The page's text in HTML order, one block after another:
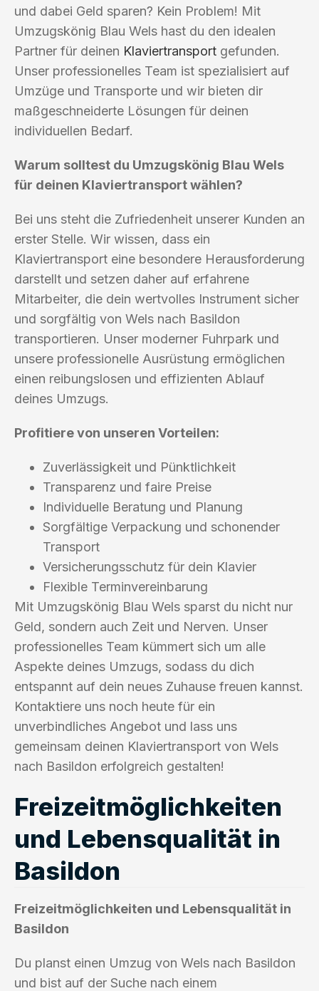
und dabei Geld sparen? Kein Problem! Mit
Umzugskönig Blau Wels hast du den idealen
Partner für deinen Klaviertransport gefunden.
Unser professionelles Team ist spezialisiert auf
Umzüge und Transporte und wir bieten dir
maßgeschneiderte Lösungen für deinen
individuellen Bedarf.
Warum solltest du Umzugskönig Blau Wels
für deinen Klaviertransport wählen?
Bei uns steht die Zufriedenheit unserer Kunden an
erster Stelle. Wir wissen, dass ein
Klaviertransport eine besondere Herausforderung
darstellt und setzen daher auf erfahrene
Mitarbeiter, die dein wertvolles Instrument sicher
und sorgfältig von Wels nach Basildon
transportieren. Unser moderner Fuhrpark und
unsere professionelle Ausrüstung ermöglichen
einen reibungslosen und effizienten Ablauf
deines Umzugs.
Profitiere von unseren Vorteilen:
Zuverlässigkeit und Pünktlichkeit
Transparenz und faire Preise
Individuelle Beratung und Planung
Sorgfältige Verpackung und schonender
Transport
Versicherungsschutz für dein Klavier
Flexible Terminvereinbarung
Mit Umzugskönig Blau Wels sparst du nicht nur
Geld, sondern auch Zeit und Nerven. Unser
professionelles Team kümmert sich um alle
Aspekte deines Umzugs, sodass du dich
entspannt auf dein neues Zuhause freuen kannst.
Kontaktiere uns noch heute für ein
unverbindliches Angebot und lass uns
gemeinsam deinen Klaviertransport von Wels
nach Basildon erfolgreich gestalten!
Freizeitmöglichkeiten
und Lebensqualität in
Basildon
Freizeitmöglichkeiten und Lebensqualität in
Basildon
Du planst einen Umzug von Wels nach Basildon
und bist auf der Suche nach einem